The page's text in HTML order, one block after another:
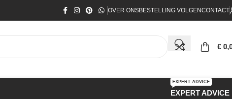
OVER ONSBESTELLING VOLGENCONTACT
€
EXPERT ADVICE
EXPERT ADVICE